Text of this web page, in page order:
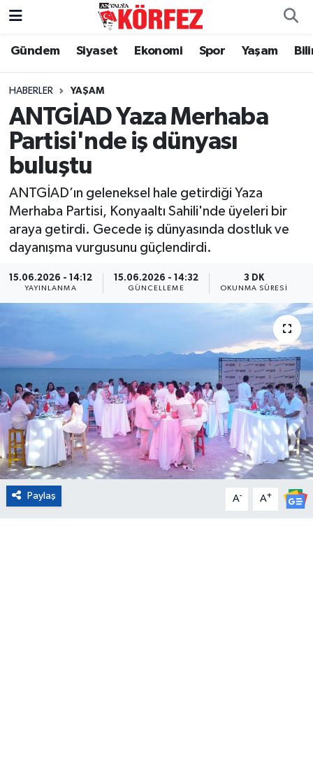
Gündem Siyaset Ekonomi Spor Yaşam
HABERLER YAŞAM
ANTGİAD Yaza Merhaba
Partisi'nde iş dünyası
buluştu
ANTGİAD’ın geleneksel hale getirdiği Yaza
Merhaba Partisi, Konyaaltı Sahili'nde üyeleri bir
araya getirdi. Gecede iş dünyasında dostluk ve
dayanışma vurgusunu güçlendirdi.
15.06.2026 - 14:12
YAYINLANMA
15.06.2026 - 14:32
GÜNCELLEME
3 DK
OKUNMA SÜRESI
Paylaş A- A+
Gündem
Siyaset
Yerel Yönetim
Ekonomi
Spor
Yaşam
Dünya
Magazin
Turizm
Çevre
Nöbetçi Eczaneler
Hava Durumu
Trafik Durumu
Süper Lig Puan Durumu ve Fikstür
Tüm Manşetler
Son Dakika Haberleri